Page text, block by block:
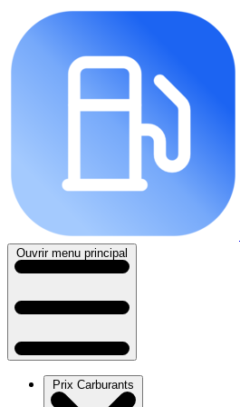
Ouvrir menu principal
Prix Carburants